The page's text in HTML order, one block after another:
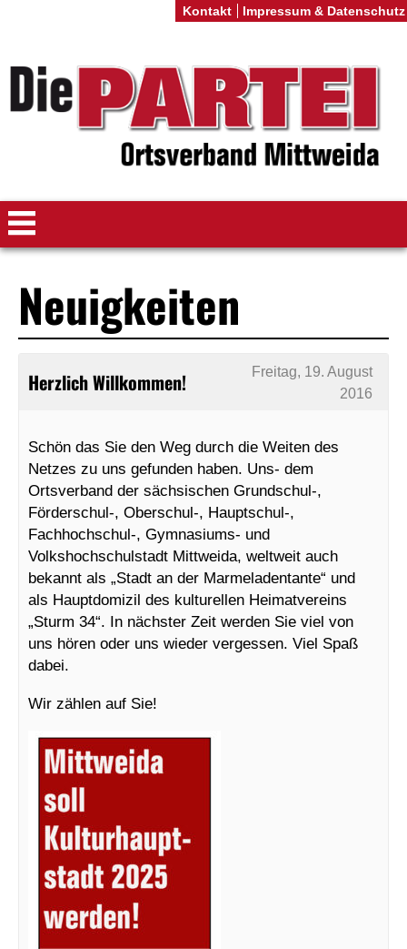
Neuigkeiten
Herzlich Willkommen!
Freitag, 19. August
2016
Schön das Sie den Weg durch die Weiten des
Netzes zu uns gefunden haben. Uns- dem
Ortsverband der sächsischen Grundschul-,
Förderschul-, Oberschul-, Hauptschul-,
Fachhochschul-, Gymnasiums- und
Volkshochschulstadt Mittweida, weltweit auch
bekannt als „Stadt an der Marmeladentante“ und
als Hauptdomizil des kulturellen Heimatvereins
„Sturm 34“. In nächster Zeit werden Sie viel von
uns hören oder uns wieder vergessen. Viel Spaß
dabei.
Wir zählen auf Sie!
Kontakt Impressum & Datenschutz